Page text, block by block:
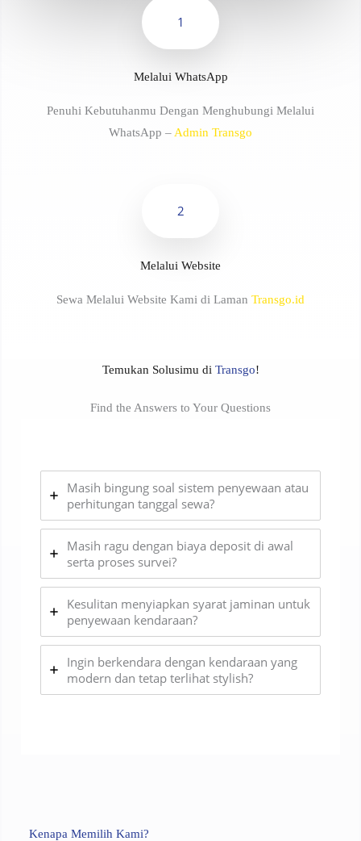
1
Melalui WhatsApp
Penuhi Kebutuhanmu Dengan Menghubungi Melalui
WhatsApp – Admin Transgo
2
Melalui Website
Sewa Melalui Website Kami di Laman Transgo.id
Temukan Solusimu di Transgo!
Find the Answers to Your Questions
Masih bingung soal sistem penyewaan atau
perhitungan tanggal sewa?
Masih ragu dengan biaya deposit di awal
serta proses survei?
Kesulitan menyiapkan syarat jaminan untuk
penyewaan kendaraan?
Ingin berkendara dengan kendaraan yang
modern dan tetap terlihat stylish?
Kenapa Memilih Kami?